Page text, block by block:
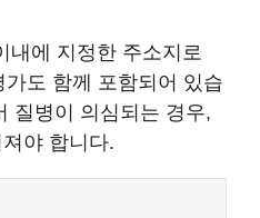
내에 지정한 주소지로
도 함께 포함되어 있습
질병이 의심되는 경우,
야 합니다.